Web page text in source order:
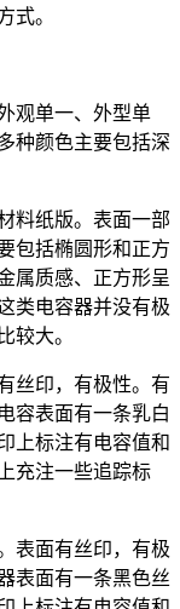
式。
观单一、外型单
种颜色主要包括深
料纸版。表面一部
包括椭圆形和正方
属质感、正方形呈
类电容器并没有极
较大。
丝印，有极性。有
容表面有一条乳白
上标注有电容值和
充注一些追踪标
表面有丝印，有极
表面有一条黑色丝